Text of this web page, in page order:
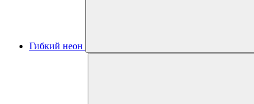
Гибкий неон